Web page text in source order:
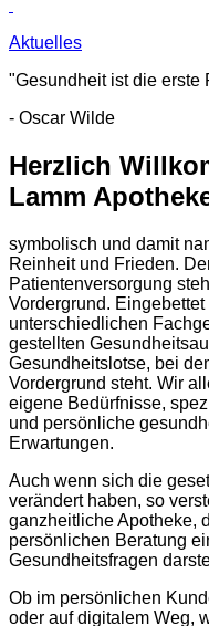
Aktuelles
"Gesundheit ist die erste
- Oscar Wilde
Herzlich
Lamm
symbolisch und damit
Reinheit und Frieden.
Patientenversorgung
Vordergrund.
unterschiedlichen
gestellten
Gesundheitslotse, bei
Vordergrund steht. Wir
eigene Bedürfnisse,
und persönliche
Erwartungen.
Auch wenn sich die
verändert haben, so
ganzheitliche Apotheke,
persönlichen Beratung
Gesundheitsfragen
Ob im persönlichen
oder auf digitalem Weg,